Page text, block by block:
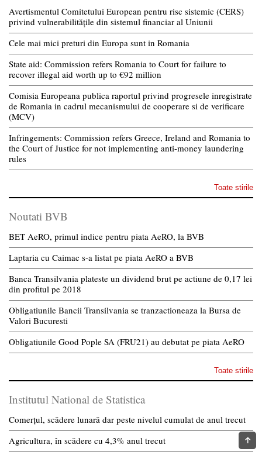
Avertismentul Comitetului European pentru risc sistemic (CERS)
privind vulnerabilitățile din sistemul financiar al Uniunii
Cele mai mici preturi din Europa sunt in Romania
State aid: Commission refers Romania to Court for failure to
recover illegal aid worth up to €92 million
Comisia Europeana publica raportul privind progresele inregistrate
de Romania in cadrul mecanismului de cooperare si de verificare
(MCV)
Infringements: Commission refers Greece, Ireland and Romania to
the Court of Justice for not implementing anti-money laundering
rules
Toate stirile
Noutati BVB
BET AeRO, primul indice pentru piata AeRO, la BVB
Laptaria cu Caimac s-a listat pe piata AeRO a BVB
Banca Transilvania plateste un dividend brut pe actiune de 0,17 lei
din profitul pe 2018
Obligatiunile Bancii Transilvania se tranzactioneaza la Bursa de
Valori Bucuresti
Obligatiunile Good Pople SA (FRU21) au debutat pe piata AeRO
Toate stirile
Institutul National de Statistica
Comerțul, scădere lunară dar peste nivelul cumulat de anul trecut
Agricultura, în scădere cu 4,3% anul trecut